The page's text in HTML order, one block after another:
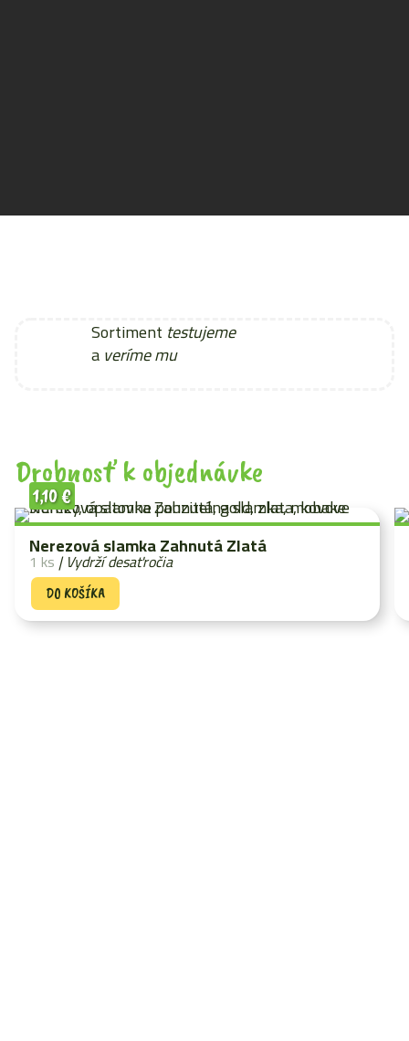
Sortiment testujeme
averíme mu
Drobnosť k objednávke
Nerezová slamka Zahnutá Zlatá
1,10€
1 ks| Vydrží desaťročia
DO KOŠÍKA